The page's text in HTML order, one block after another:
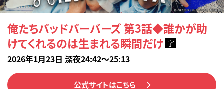
俺たちバッドバーバーズ 第3話◆誰かが助
けてくれるのは生まれる瞬間だけ 字
2026年1月23日 深夜24:42～25:13
公式サイトはこちら